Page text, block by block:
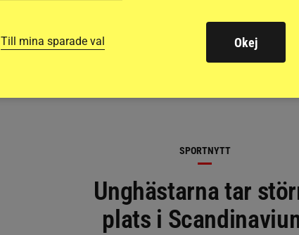
SPORTNYTT
Unghästarna tar
plats i
Till mina sparade val Okej